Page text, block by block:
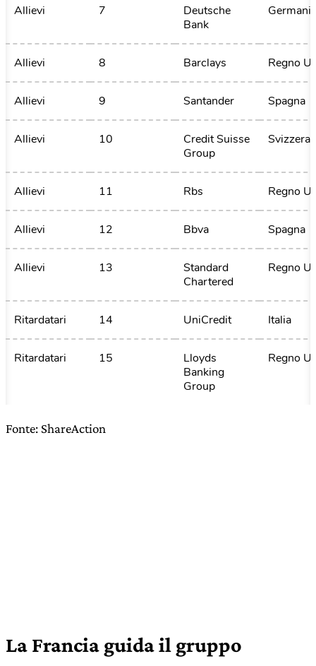
Allievi 7
Deutsche
Bank
Germania
Allievi 8 Barclays Regno
Allievi 9 Santander Spagna
Allievi 10
Credit Suisse
Group
Svizzera
Allievi 11 Rbs Regno
Allievi 12 Bbva Spagna
Allievi 13
Standard
Chartered
Regno
Ritardatari 14 UniCredit Italia
Ritardatari 15
Lloyds
Banking
Group
Regno
Fonte: ShareAction
La Francia guida il gruppo